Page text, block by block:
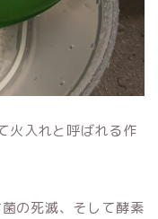
火入れと呼ばれる作
の死滅、そして酵素